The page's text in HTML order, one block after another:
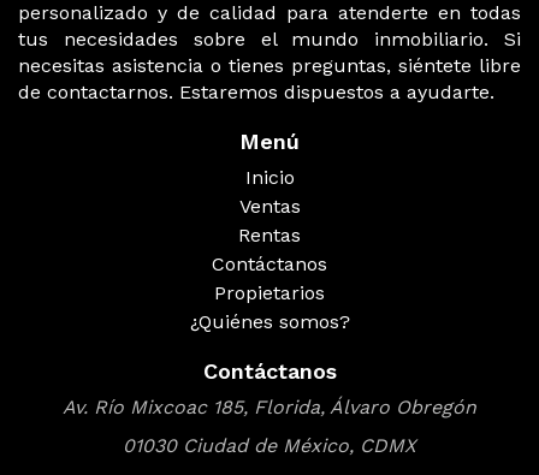
personalizado y de calidad para atenderte en todas
tus necesidades sobre el mundo inmobiliario. Si
necesitas asistencia o tienes preguntas, siéntete libre
de contactarnos. Estaremos dispuestos a ayudarte.
Menú
Inicio
Ventas
Rentas
Contáctanos
Propietarios
¿Quiénes somos?
Contáctanos
Av. Río Mixcoac 185, Florida, Álvaro Obregón
01030 Ciudad de México, CDMX